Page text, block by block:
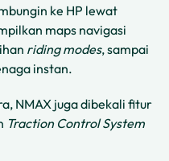
ke HP lewat
maps navigasi
riding modes, sampai
instan.
NMAX juga dibekali fitur
Traction Control System